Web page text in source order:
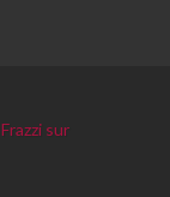
Frazzi sur